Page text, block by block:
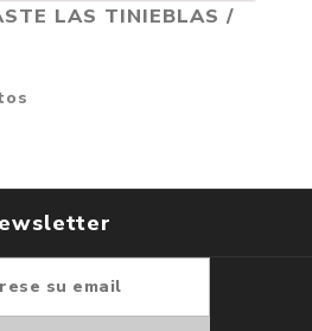
LAS TINIEBLAS /